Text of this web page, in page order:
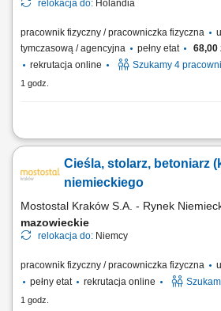
relokacja do: Holandia
pracownik fizyczny / pracowniczka fizyczna
tymczasową / agencyjna
pełny etat 68,00
rekrutacja online
Szukamy 4
1 godz.
Zadania: Poznawanie budowy i zasady
sprawność linii sortującej; Asysta przy
prace naprawcze oraz analiza podstawowych
Cieśla, stolarz, betoniarz
niemieckiego
Mostostal Kraków S.A. - Rynek
mazowieckie
relokacja do: Niemcy
pracownik fizyczny / pracowniczka fizyczna
pełny etat
rekrutacja online
1 godz.